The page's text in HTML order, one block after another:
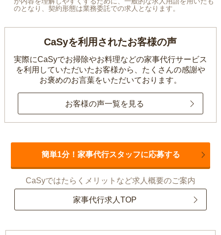
のとなり、契約形態は業務委託での求人となります。
CaSyを利用されたお客様の声
実際にCaSyでお掃除やお料理などの家事代行サービス
を利用していただいたお客様から、 たくさんの感謝や
お褒めのお言葉をいただいております。
お客様の声一覧を見る
簡単1分！家事代行スタッフに応募する
CaSyではたらくメリットなど求人概要のご案内
家事代行求人TOP